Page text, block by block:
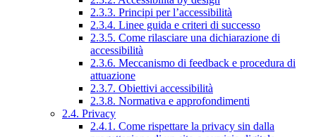
2.3.3. Principi per l’accessibilità
2.3.4. Linee guida e criteri di successo
2.3.5. Come rilasciare una dichiarazione di
accessibilità
2.3.6. Meccanismo di feedback e procedura di
attuazione
2.3.7. Obiettivi accessibilità
2.3.8. Normativa e approfondimenti
2.4. Privacy
2.4.1. Come rispettare la privacy sin dalla